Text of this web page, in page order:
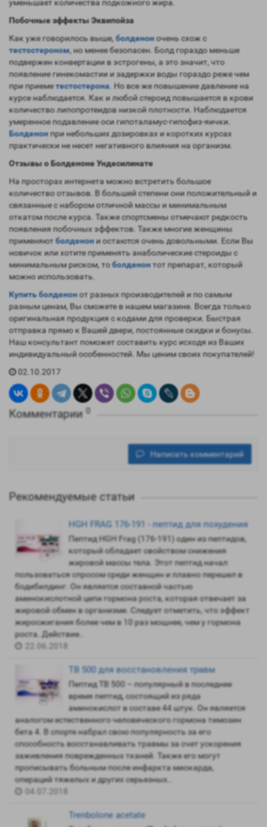
уменьшает количества подкожного жира.
Побочные эффекты Эквипойза
Как уже говорилось выше,болденоночень схож с
тестостероном, но менее безопасен. Болд гораздо меньше
подвержен конвертации в эстрогены, а это значит, что
появление гинекомастии и задержки воды гораздо реже чем
при приеметестостерона . Но все же повышение давление на
курсе наблюдается. Как и любой стероид повышается в крови
количество липопротеидов низкой плотности. Наблюдается
умеренное подавление оси гипоталамус-гипофиз-яички.
Болденонпри небольших дозировках и коротких курсах
практически не несет негативного влияния на организм.
Отзывы о Болденоне Ундесилинате
На просторах интернета можно встретить большое
количество отзывов. В большей степени они положительный и
связанные с набором отличной массы и минимальным
откатом после курса. Также спортсмены отмечают редкость
появления побочных эффектов. Также многие женщины
применяютболденони остаются очень довольными. Если Вы
новичок или хотите применять анаболические стероиды с
минимальным риском, тоболденонтот препарат, который
можно использовать.
Купить болденонот разных производителей и по самым
разным ценам, Вы сможете в нашем магазине. Всегда только
оригинальная продукция с кодами для проверки. Быстрая
отправка прямо к Вашей двери, постоянные скидки и бонусы.
Наш консультант поможет составить курс исходя из Ваших
индивидуальный особенностей. Мы ценим своих покупателей!
02.10.2017
Комментарии 0
Написать комментарий
Рекомендуемые статьи
HGH FRAG 176-191 - пептид для похудения
Пептид HGH Frag (176-191) один из пептидов,
который обладает свойством снижения
жировой массы тела. Этот пептид начал
пользоваться спросом среди женщин и плавно перешел в
бодибилдинг. Он является составной частью
аминокислотной цепи гормона роста, которая отвечает за
жировой обмен в организме. Следует отметить, что эффект
жиросжигания более чем в 10 раз мощнее, чем у гормона
роста. Действие..
22.06.2018
TB 500 для восстановления травм
Пептид TB 500 – популярный в последнее
время пептид, состоящий из ряда
аминокислот в составе 44 штук. Он является
аналогом естественного человеческого гормона тимозин
бета 4. В спорте набрал свою популярность за его
способность восстанавливать травмы за счет ускорения
заживления поврежденных тканей. Также его могут
прописывать больным после инфаркта миокарда,
операций тяжелых и других серьезных..
04.07.2018
Trenbolone acetate